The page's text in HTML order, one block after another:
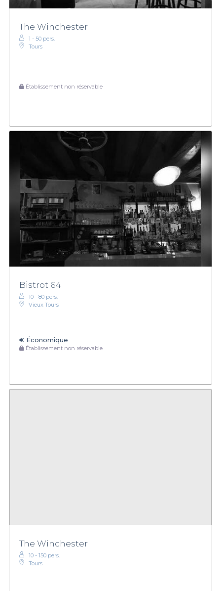
The Winchester
1 - 50 pers.
Tours
Établissement non réservable
Bistrot 64
10 - 80 pers.
Vieux Tours
€ Économique
Établissement non réservable
The Winchester
10 - 150 pers.
Tours